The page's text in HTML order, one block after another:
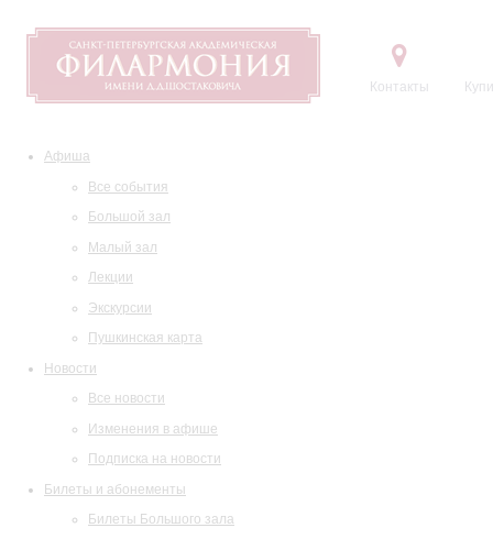
Контакты
Афиша
Все события
Большой зал
Малый зал
Лекции
Экскурсии
Пушкинская карта
Новости
Все новости
Изменения в афише
Подписка на новости
Билеты и абонементы
Билеты Большого зала